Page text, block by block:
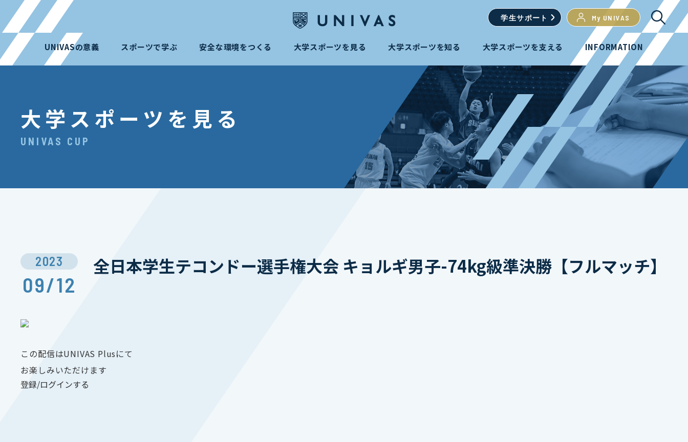
学生サポート My UNIVAS
UNIVASの意義 スポーツで学ぶ 安全な環境をつくる 大学スポーツを見る 大学スポーツを知る 大学スポーツを支える INFORMATION
大学スポーツを見る
UNIVAS CUP
2023
09/12
全日本学生テコンドー選手権大会 キョルギ男子-74kg級準決勝【フルマッチ】
この配信はUNIVAS Plusにて
お楽しみいただけます
登録/ログインする